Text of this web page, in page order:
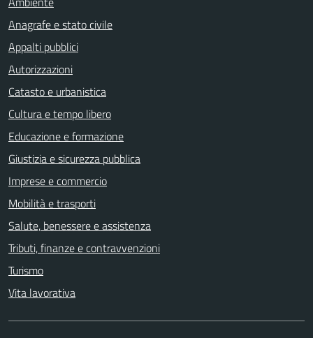
Anagrafe e stato civile
Appalti pubblici
Autorizzazioni
Catasto e urbanistica
Cultura e tempo libero
Educazione e formazione
Giustizia e sicurezza pubblica
Imprese e commercio
Mobilità e trasporti
Salute, benessere e assistenza
Tributi, finanze e contravvenzioni
Turismo
Vita lavorativa